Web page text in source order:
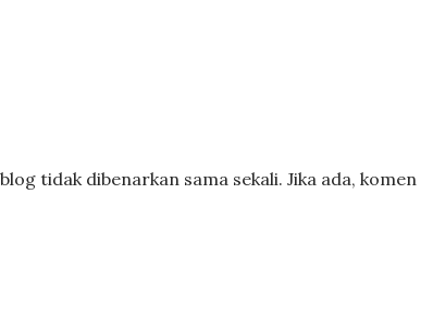
tidak dibenarkan sama sekali. Jika ada, komen